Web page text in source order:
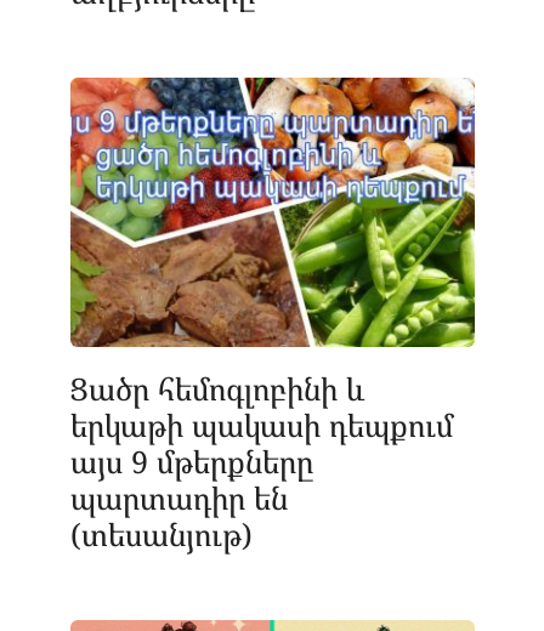
Ցածր հեմոգլոբինի և
երկաթի պակասի դեպքում
այս 9 մթերքները
պարտադիր են
(տեսանյութ)